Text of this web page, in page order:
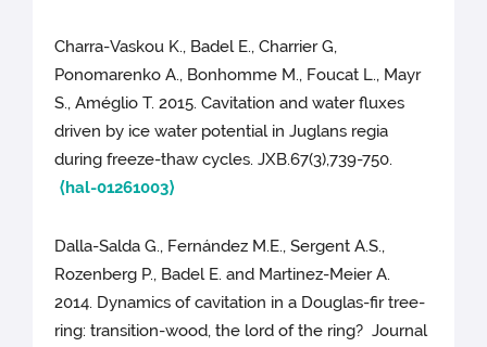
Charra-Vaskou K., Badel E., Charrier G,
Ponomarenko A., Bonhomme M., Foucat L., Mayr
S., Améglio T. 2015. Cavitation and water fluxes
driven by ice water potential in Juglans regia
during freeze-thaw cycles. JXB.67(3),739-750.
⟨hal-01261003⟩
Dalla-Salda G., Fernández M.E., Sergent A.S.,
Rozenberg P., Badel E. and Martinez-Meier A.
2014. Dynamics of cavitation in a Douglas-fir tree-
ring: transition-wood, the lord of the ring? Journal